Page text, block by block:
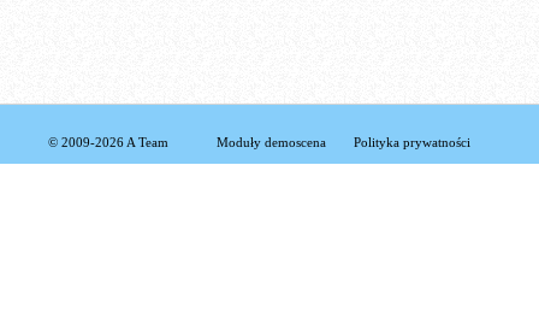
© 2009-2026 A Team Moduły demoscena Polityka prywatności